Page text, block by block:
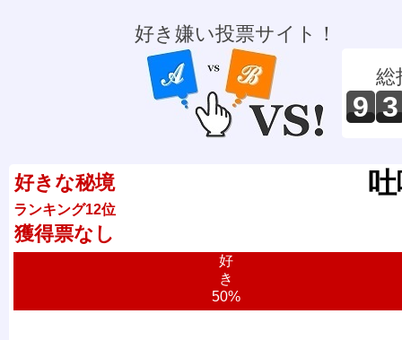
好き嫌い投票サイト！
総
9 3
好きな秘境
ランキング12位
獲得票なし
好
き
50%